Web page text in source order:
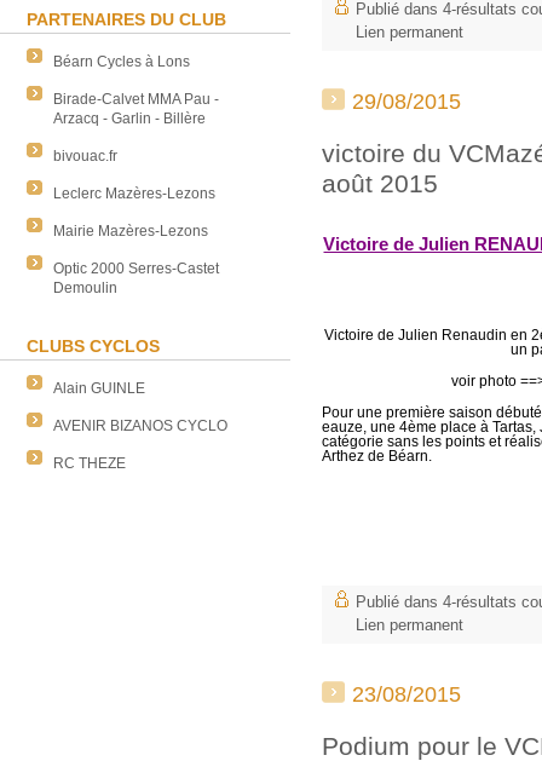
PARTENAIRES DU CLUB
Béarn Cycles à Lons
Birade-Calvet MMA Pau -
Arzacq - Garlin - Billère
bivouac.fr
Leclerc Mazères-Lezons
Mairie Mazères-Lezons
Optic 2000 Serres-Castet
Demoulin
CLUBS CYCLOS
Alain GUINLE
AVENIR BIZANOS CYCLO
RC THEZE
Publié dans 4-résultats
Lien permanent
29/08/2015
victoire du
août 2015
Victoire de Julien
Victoire de Julien Renaudin en
un
voir photo
Pour une première saison
eauze, une 4ème place à
catégorie sans les points et
Arthez de Béarn.
Publié dans 4-résultats
Lien permanent
23/08/2015
Podium pour le